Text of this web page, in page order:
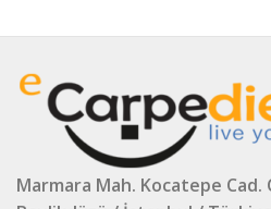
Marmara Mah. Kocatepe Cad.